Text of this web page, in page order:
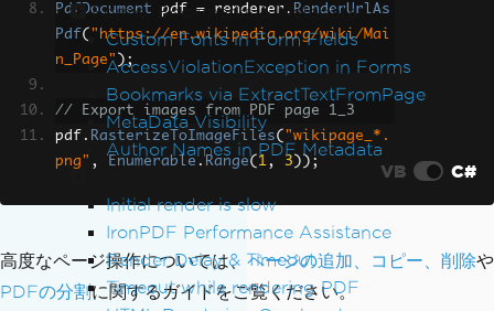
Forms, Bookmarks & Metadata
Custom Fonts in Form Fields
AccessViolationException in Forms
Bookmarks via ExtractTextFromPage
MetaData Visibility
Author Names in PDF Metadata
Initial render is slow
IronPDF Performance Assistance
Render Delay & Timeout
Timeout while rendering PDF
PdfDocument pdf = renderer . RenderUrlAs
Pdf( "https://en.wikipedia.org/wiki/Mai
n_Page" );
// Export images from PDF page 1_3
pdf . RasterizeToImageFiles( "wikipage_*.
png" , Enumerable . Range( 1, 3 )); VB C#
高度なページ操作については、 ページの追加、コピー、削除や
PDFの分割に関するガイドをご覧ください。